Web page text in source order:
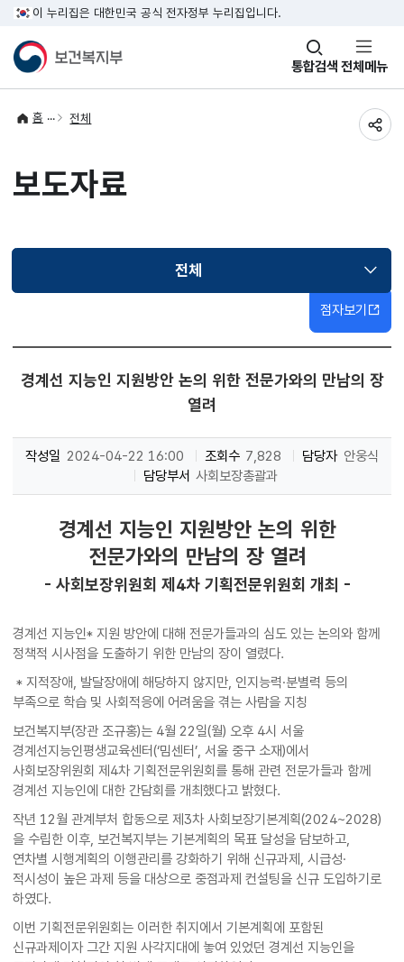
이 누리집은 대한민국 공식 전자정부 누리집입니다.
통합검색
창
열기 전체메뉴
홈 전체
보도자료
전체선택됨
점자보기
경계선 지능인 지원방안 논의 위한 전문가와의 만남의 장
열려
작성일 2024-04-22 16:00 조회수 7,828 담당자 안웅식
담당부서 사회보장총괄과
경계선 지능인 지원방안 논의 위한
전문가와의 만남의 장 열려
- 사회보장위원회 제4차 기획전문위원회 개최 -
경계선 지능인* 지원 방안에 대해 전문가들과의 심도 있는 논의와 함께
정책적 시사점을 도출하기 위한 만남의 장이 열렸다.
* 지적장애, 발달장애에 해당하지 않지만, 인지능력·분별력 등의
부족으로 학습 및 사회적응에 어려움을 겪는 사람을 지칭
보건복지부(장관 조규홍)는 4월 22일(월) 오후 4시 서울
경계선지능인평생교육센터(‘밈센터’, 서울 중구 소재)에서
사회보장위원회 제4차 기획전문위원회를 통해 관련 전문가들과 함께
경계선 지능인에 대한 간담회를 개최했다고 밝혔다.
작년 12월 관계부처 합동으로 제3차 사회보장기본계획(2024~2028)
을 수립한 이후, 보건복지부는 기본계획의 목표 달성을 담보하고,
연차별 시행계획의 이행관리를 강화하기 위해 신규과제, 시급성·
적시성이 높은 과제 등을 대상으로 중점과제 컨설팅을 신규 도입하기로
하였다.
이번 기획전문위원회는 이러한 취지에서 기본계획에 포함된
신규과제이자 그간 지원 사각지대에 놓여 있었던 경계선 지능인을